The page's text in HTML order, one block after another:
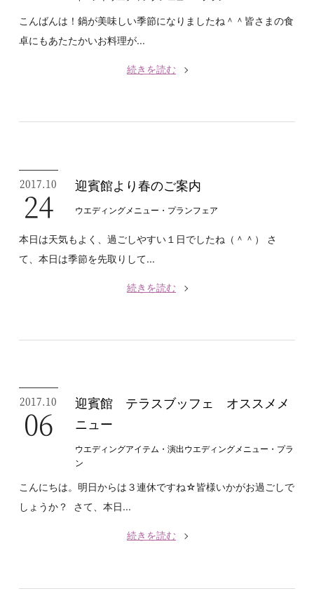
こんばんは！鍋が美味しい季節になりましたね＾＾皆さまの食
卓にもあたたかいお料理が...
続きを読む
2017.10
24 迎賓館より春のご案内
ウエディングメニュー・プランフェア
本日は天気もよく、過ごしやすい１日でしたね（＾＾） さ
て、本日は季節を先取りして...
続きを読む
2017.10
06
迎賓館 テラスブッフェ オススメメ
ニュー
ウエディングアイテム・演出ウエディングメニュー・プラ
ン
こんにちは。明日からは３連休ですね☆皆様いかがお過ごしで
しょうか？ さて、本日...
続きを読む